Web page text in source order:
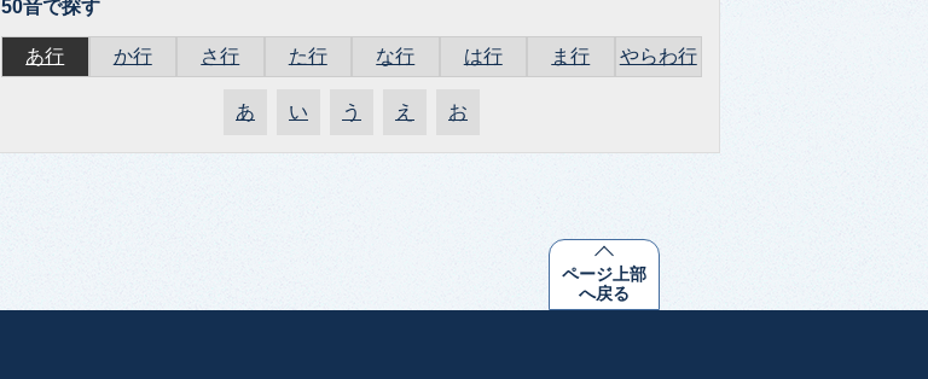
50音で探す
あ行 か行 さ行 た行 な行 は行 ま行 やらわ行
あ い う え お
ページ上部
へ戻る